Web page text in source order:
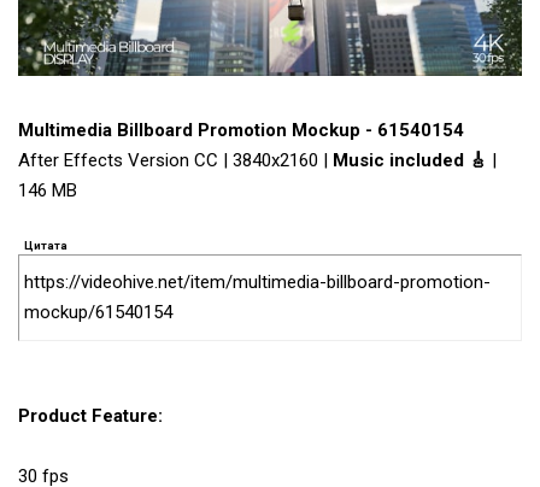
Multimedia Billboard Promotion Mockup - 61540154
After Effects Version CC | 3840x2160 | Music included 🎸 |
146 MB
Цитата
https://videohive.net/item/multimedia-billboard-promotion-
mockup/61540154
Product Feature:
30 fps